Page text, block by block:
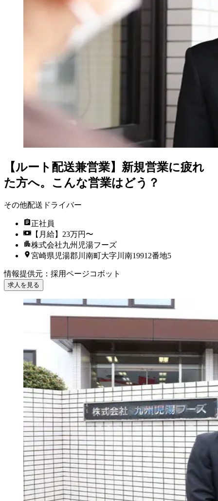
【ルート配送兼営業】新規営業に疲れ
た方へ。こんな営業はどう？
その他配送ドライバー
正社員
【月給】23万円〜
株式会社九州児湯フーズ
宮崎県児湯郡川南町大字川南19912番地5
情報提供元 ： 採用ページコボット
求人を見る